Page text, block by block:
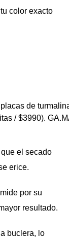
color exacto
el secado
erice.
por su
resultado.
buclera, lo